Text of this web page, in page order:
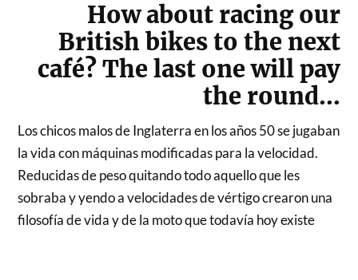
How about racing our
British bikes to the next
café? The last one will pay
the round…
Los chicos malos de Inglaterra en los años 50 se jugaban
la vida con máquinas modificadas para la velocidad.
Reducidas de peso quitando todo aquello que les
sobraba y yendo a velocidades de vértigo crearon una
filosofía de vida y de la moto que todavía hoy existe